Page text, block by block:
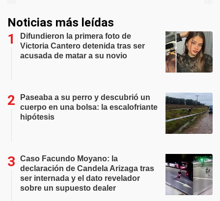
Noticias más leídas
Difundieron la primera foto de
Victoria Cantero detenida tras ser
acusada de matar a su novio
Paseaba a su perro y descubrió un
cuerpo en una bolsa: la escalofriante
hipótesis
Caso Facundo Moyano: la
declaración de Candela Arizaga tras
ser internada y el dato revelador
sobre un supuesto dealer